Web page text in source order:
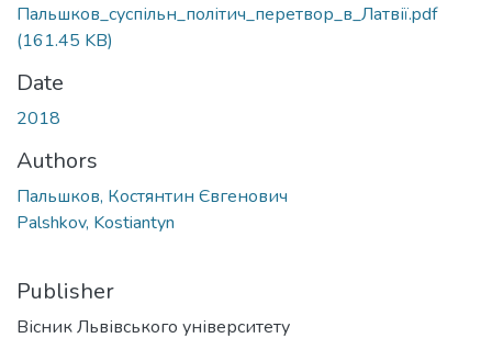
Пальшков_суспільн_політич_перетвор_в_Латвії.pdf
(161.45 KB)
Date
2018
Authors
Пальшков, Костянтин Євгенович
Palshkov, Kostiantyn
Publisher
Вісник Львівського університету